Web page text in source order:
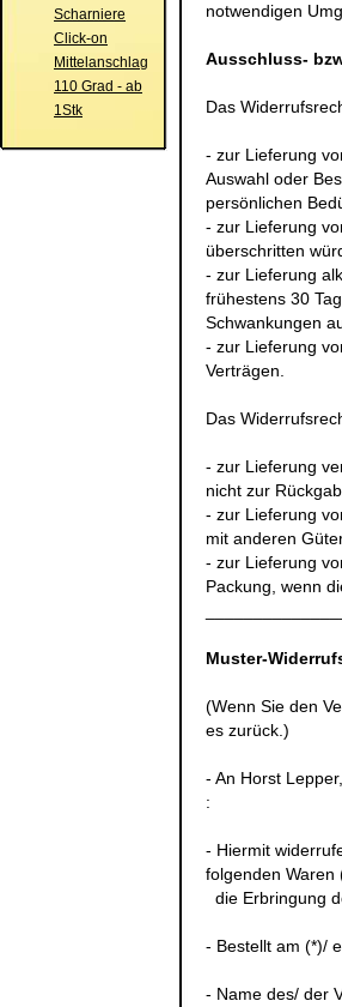
Scharniere
Click-on
Mittelanschlag
110 Grad - ab
1Stk
notwendigen
Ausschluss-
Das
- zur Lieferung
Auswahl oder
persönlichen
- zur Lieferung
überschritten
- zur Lieferung
frühestens 30
Schwankungen
- zur Lieferung
Verträgen.
Das
- zur Lieferung
nicht zur
- zur Lieferung
mit anderen
- zur Lieferung
Packung, wenn
Muster-
(Wenn Sie den
es zurück.)
- An Horst
:
- Hiermit
folgenden Waren
die Erbringung
- Bestellt am (*)/
- Name des/ der